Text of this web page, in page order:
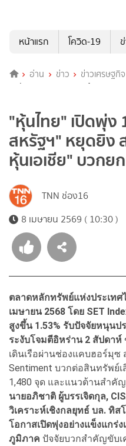
หน้าแรก
โควิด-19
อ่าน ข่าว ข่าวเศรษฐกิจ
สหรัฐฯ" หยุดยิง สอดคล้อง "ตลาด
"หุ้นไทย" เปิดพุ่ง
สหรัฐฯ" หยุดยิง
หุ้นเอเชีย" บวกย
TNN ช่อง16
8 เมษายน 2569 ( 10:30 )
ตลาดหลักทรัพย์แห่งประเทศ
เมษายน 2568 โดย SET
สูงขึ้น 1.53% รับปัจจัยหนุน
ระงับโจมตีอิหร่าน 2 สัปดาห์
เดินเรือผ่านช่องแคบฮอร์มุซ
Sentiment บวกต่อสินทรัพย์
1,480 จุด และแนวต้านสำคั
นายอภิชาติ ผู้บรรเจิดกุล,
วิเคราะห์เชิงกลยุทธ์ บล. ทิ
โอกาสเปิดพุ่งอย่างแข็งแกร่
ภูมิภาค ปัจจัยบวกสำคัญขับ